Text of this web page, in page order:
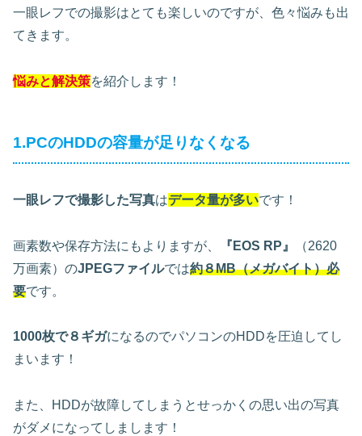
一眼レフでの撮影はとても楽しいのですが、色々悩みも出
てきます。
悩みと解決策を紹介します！
1.PCのHDDの容量が足りなくなる
一眼レフで撮影した写真はデータ量が多いです！
画素数や保存方法にもよりますが、 『EOS RP』
（2620
万画素）のJPEGファイルでは約８MB（メガバイト）必
要です。
1000枚で８ギガになるのでパソコンのHDDを圧迫してし
まいます！
また、HDDが故障してしまうとせっかくの思い出の写真
がダメになってしまします！